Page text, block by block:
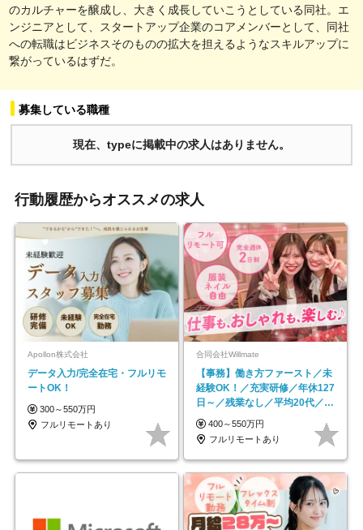
のカルチャーを醸成し、大きく成長していこうとしている同社。エ
ンジニアとして、スタートアップ企業のコアメンバーとして、同社
への転職はビジネスそのものの拡大を担えるようなスキルアップに
繋がっているはずだ。
募集している職種
現在、typeに掲載中の求人はありません。
行動履歴からオススメの求人
Apollon株式会社
データ入力/完全在宅・フルリモ
ートOK！
300～550万円
フルリモートあり
合同会社Willmate
【事務】働き方ファースト／未
経験OK！／充実研修／年休127
日～／残業なし／平均20代／リ
モートOK
400～550万円
フルリモートあり